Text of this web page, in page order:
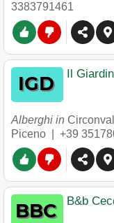
3383791461
Il
Alberghi in
Piceno
+39
B&b